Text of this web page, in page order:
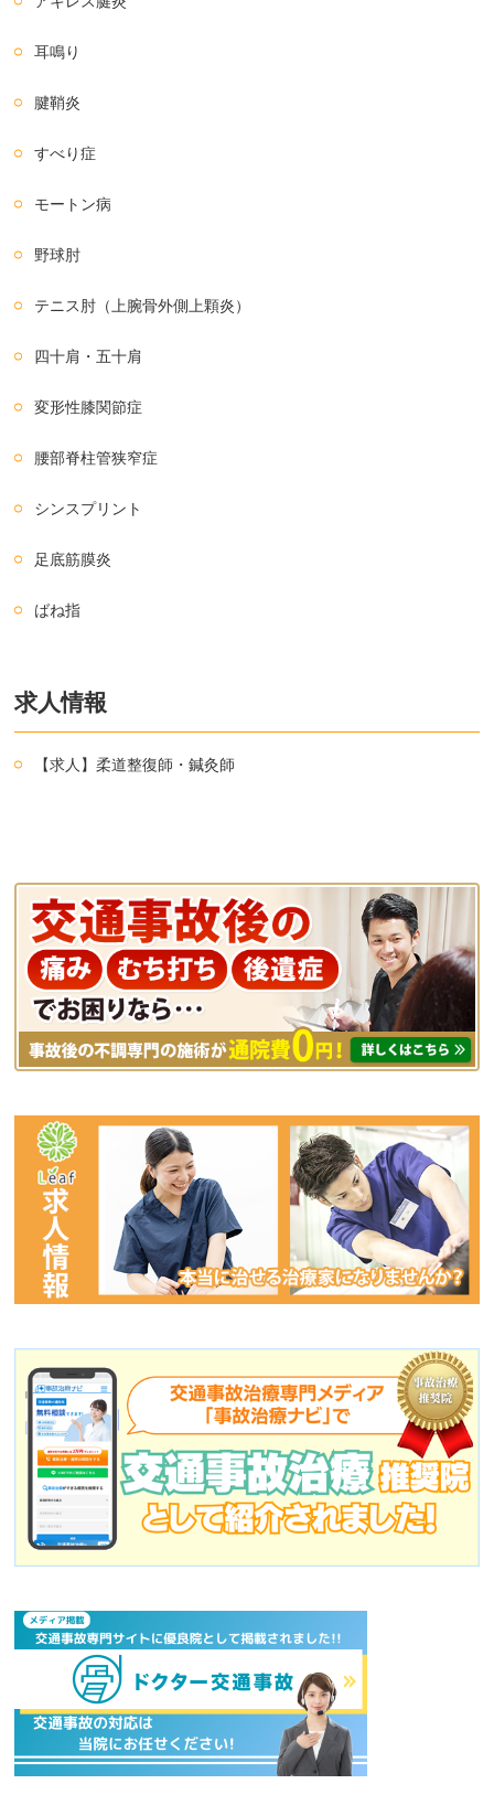
耳鳴り
腱鞘炎
すべり症
モートン病
野球肘
テニス肘（上腕骨外側上顆炎）
四十肩・五十肩
変形性膝関節症
腰部脊柱管狭窄症
シンスプリント
足底筋膜炎
ばね指
求人情報
【求人】柔道整復師・鍼灸師